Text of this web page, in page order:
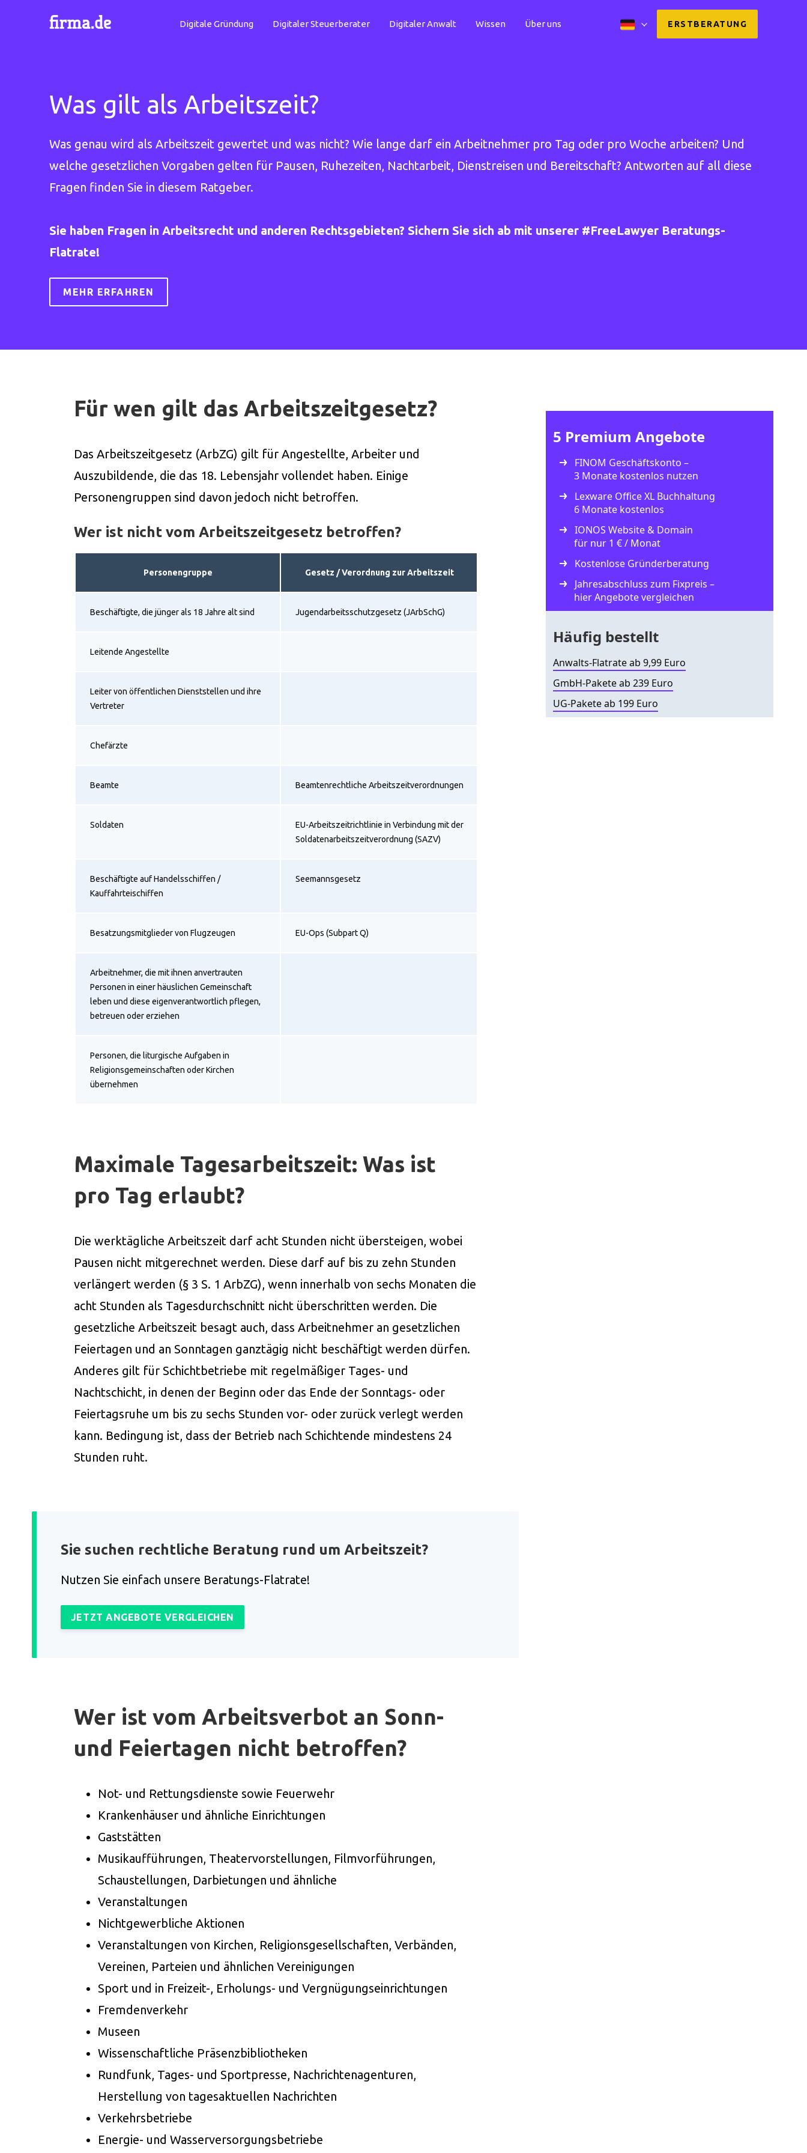
Digitale Gründung Digitaler Steuerberater Digitaler Anwalt Wissen Über uns ERSTBERATUNG
Was gilt als Arbeitszeit?
Was genau wird als Arbeitszeit gewertet und was nicht? Wie lange darf ein Arbeitnehmer pro Tag oder pro Woche arbeiten? Und
welche gesetzlichen Vorgaben gelten für Pausen, Ruhezeiten, Nachtarbeit, Dienstreisen und Bereitschaft? Antworten auf all diese
Fragen finden Sie in diesem Ratgeber.
Sie haben Fragen in Arbeitsrecht und anderen Rechtsgebieten? Sichern Sie sich ab mit unserer #FreeLawyer Beratungs-
Flatrate!
MEHR ERFAHREN
Für wen gilt das Arbeitszeitgesetz?
Das Arbeitszeitgesetz (ArbZG) gilt für Angestellte, Arbeiter und
Auszubildende, die das 18. Lebensjahr vollendet haben. Einige
Personengruppen sind davon jedoch nicht betroffen.
Wer ist nicht vom Arbeitszeitgesetz betroffen?
Personengruppe Gesetz / Verordnung zur Arbeitszeit
Beschäftigte, die jünger als 18 Jahre alt sind Jugendarbeitsschutzgesetz (JArbSchG)
Leitende Angestellte
Leiter von öffentlichen Dienststellen und ihre
Vertreter
Chefärzte
Beamte Beamtenrechtliche Arbeitszeitverordnungen
Soldaten
EU-Arbeitszeitrichtlinie in Verbindung mit der
Soldatenarbeitszeitverordnung (SAZV)
Beschäftigte auf Handelsschiffen /
Kauffahrteischiffen
Seemannsgesetz
Besatzungsmitglieder von Flugzeugen EU-Ops (Subpart Q)
Arbeitnehmer, die mit ihnen anvertrauten
Personen in einer häuslichen Gemeinschaft
leben und diese eigenverantwortlich pflegen,
betreuen oder erziehen
Personen, die liturgische Aufgaben in
Religionsgemeinschaften oder Kirchen
übernehmen
Maximale Tagesarbeitszeit: Was ist
pro Tag erlaubt?
Die werktägliche Arbeitszeit darf acht Stunden nicht übersteigen, wobei
Pausen nicht mitgerechnet werden. Diese darf auf bis zu zehn Stunden
verlängert werden (§ 3 S. 1 ArbZG), wenn innerhalb von sechs Monaten die
acht Stunden als Tagesdurchschnitt nicht überschritten werden. Die
gesetzliche Arbeitszeit besagt auch, dass Arbeitnehmer an gesetzlichen
Feiertagen und an Sonntagen ganztägig nicht beschäftigt werden dürfen.
Anderes gilt für Schichtbetriebe mit regelmäßiger Tages- und
Nachtschicht, in denen der Beginn oder das Ende der Sonntags- oder
Feiertagsruhe um bis zu sechs Stunden vor- oder zurück verlegt werden
kann. Bedingung ist, dass der Betrieb nach Schichtende mindestens 24
Stunden ruht.
Sie suchen rechtliche Beratung rund um Arbeitszeit?
Nutzen Sie einfach unsere Beratungs-Flatrate!
JETZT ANGEBOTE VERGLEICHEN
Wer ist vom Arbeitsverbot an Sonn-
und Feiertagen nicht betroffen?
Not- und Rettungsdienste sowie Feuerwehr
Krankenhäuser und ähnliche Einrichtungen
Gaststätten
Musikaufführungen, Theatervorstellungen, Filmvorführungen,
Schaustellungen, Darbietungen und ähnliche
Veranstaltungen
Nichtgewerbliche Aktionen
Veranstaltungen von Kirchen, Religionsgesellschaften, Verbänden,
Vereinen, Parteien und ähnlichen Vereinigungen
Sport und in Freizeit-, Erholungs- und Vergnügungseinrichtungen
Fremdenverkehr
Museen
Wissenschaftliche Präsenzbibliotheken
Rundfunk, Tages- und Sportpresse, Nachrichtenagenturen,
Herstellung von tagesaktuellen Nachrichten
Verkehrsbetriebe
Energie- und Wasserversorgungsbetriebe
5 Premium Angebote
FINOM Geschäftskonto –
3 Monate kostenlos nutzen
Lexware Office XL Buchhaltung
6 Monate kostenlos
IONOS Website & Domain
für nur 1 € / Monat
Kostenlose Gründerberatung
Jahresabschluss zum Fixpreis –
hier Angebote vergleichen
Häufig bestellt
Anwalts-Flatrate ab 9,99 Euro
GmbH-Pakete ab 239 Euro
UG-Pakete ab 199 Euro